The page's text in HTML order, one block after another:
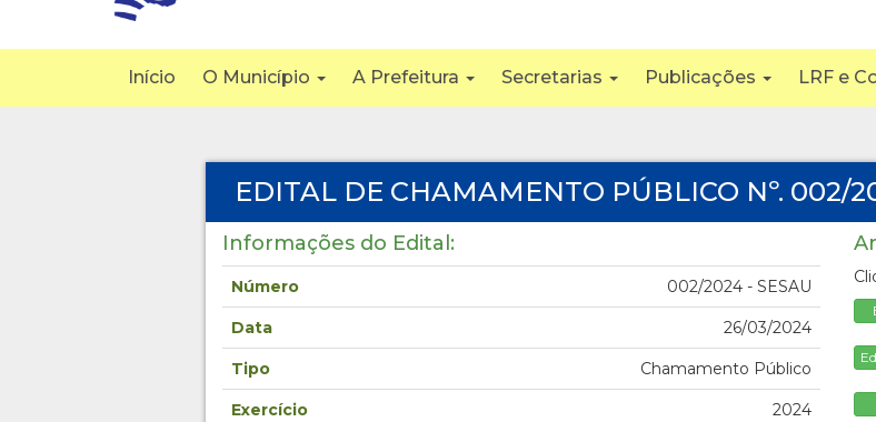
Início O Município A Prefeitura Secretarias Publicações LRF e
EDITAL DE CHAMAMENTO PÚBLICO Nº. 002/
Informações do Edital:
Número 002/2024 - SESAU
Data 26/03/2024
Tipo Chamamento Público
Exercício 2024